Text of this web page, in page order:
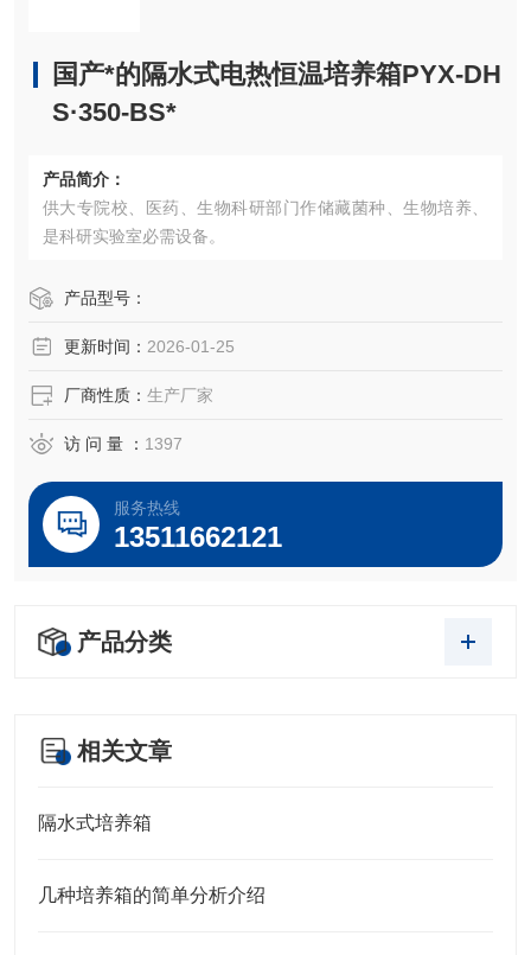
国产*的隔水式电热恒温培养箱PYX-DH
S·350-BS*
产品简介：
供大专院校、医药、生物科研部门作储藏菌种、生物培养、
是科研实验室必需设备。
产品型号：
更新时间： 2026-01-25
厂商性质： 生产厂家
访 问 量 ： 1397
服务热线
13511662121
产品分类
相关文章
隔水式培养箱
几种培养箱的简单分析介绍